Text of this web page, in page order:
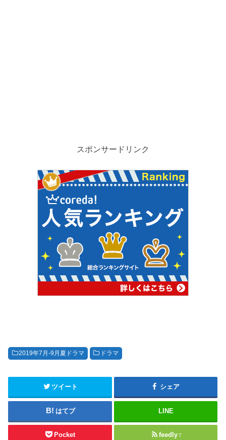
スポンサードリンク
2019年7月-9月夏ドラマ ドラマ
ツイート シェア
はてブ LINE
Pocket feedly 7